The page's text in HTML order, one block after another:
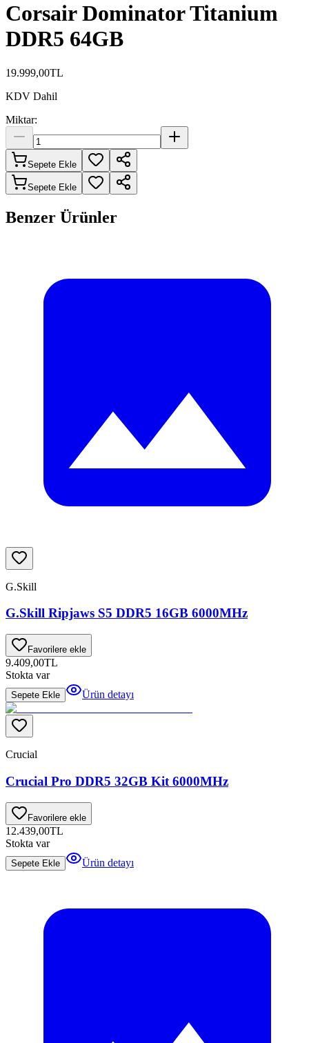
Corsair Dominator Titanium
DDR5 64GB
19.999,00TL
KDV Dahil
Miktar:
Sepete Ekle
Sepete Ekle
Benzer Ürünler
G.Skill
G.Skill Ripjaws S5 DDR5 16GB 6000MHz
Favorilere ekle
9.409,00TL
Stokta var
Sepete Ekle Ürün detayı
Crucial
Crucial Pro DDR5 32GB Kit 6000MHz
Favorilere ekle
12.439,00TL
Stokta var
Sepete Ekle Ürün detayı